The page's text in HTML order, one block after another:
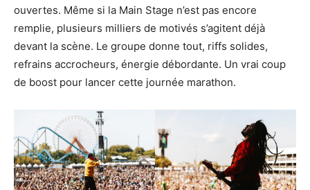
ouvertes. Même si la Main Stage n’est pas encore
remplie, plusieurs milliers de motivés s’agitent déjà
devant la scène. Le groupe donne tout, riffs solides,
refrains accrocheurs, énergie débordante. Un vrai coup
de boost pour lancer cette journée marathon.